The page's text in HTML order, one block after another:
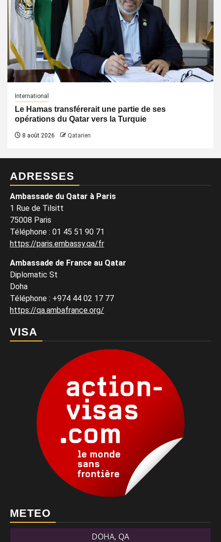
International
Le Hamas transférerait une partie de ses
opérations du Qatar vers la Turquie
8 août 2026 Qatarien
ADRESSES
Ambassade du Qatar à Paris
1 Rue de Tilsitt
75008 Paris
Téléphone : 01 45 51 90 71
https://paris.embassy.qa/fr
Ambassade de France au Qatar
Diplomatic St
Doha
Téléphone : +974 44 02 17 77
https://qa.ambafrance.org/
VISA
METEO
DOHA, QA